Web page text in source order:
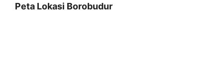
Peta Lokasi Borobudur